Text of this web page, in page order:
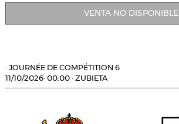
VENTA NO DISPONIBLE
· JOURNÉE DE COMPÉTITION 6
11/10/2026· 00:00 · ZUBIETA